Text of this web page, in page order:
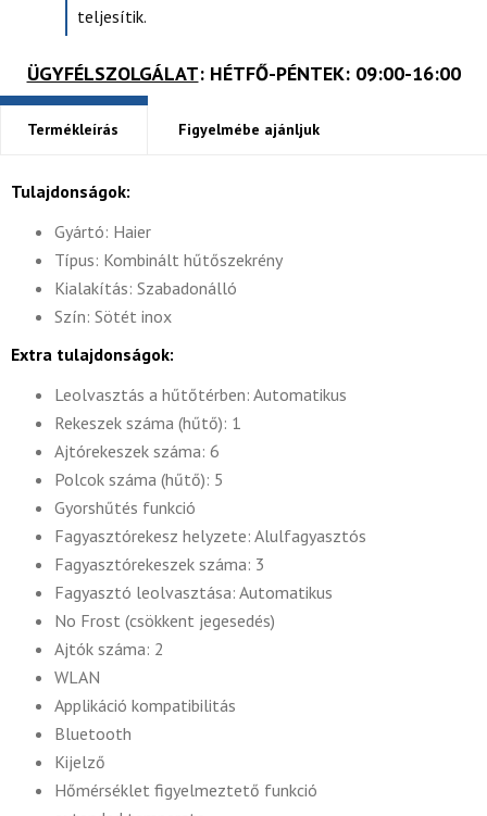
teljesítik.
ÜGYFÉLSZOLGÁLAT: HÉTFŐ-PÉNTEK: 09:00-16:00
Termékleírás Figyelmébe ajánljuk
Tulajdonságok:
Gyártó: Haier
Típus: Kombinált hűtőszekrény
Kialakítás: Szabadonálló
Szín: Sötét inox
Extra tulajdonságok:
Leolvasztás a hűtőtérben: Automatikus
Rekeszek száma (hűtő): 1
Ajtórekeszek száma: 6
Polcok száma (hűtő): 5
Gyorshűtés funkció
Fagyasztórekesz helyzete: Alulfagyasztós
Fagyasztórekeszek száma: 3
Fagyasztó leolvasztása: Automatikus
No Frost (csökkent jegesedés)
Ajtók száma: 2
WLAN
Applikáció kompatibilitás
Bluetooth
Kijelző
Hőmérséklet figyelmeztető funkció